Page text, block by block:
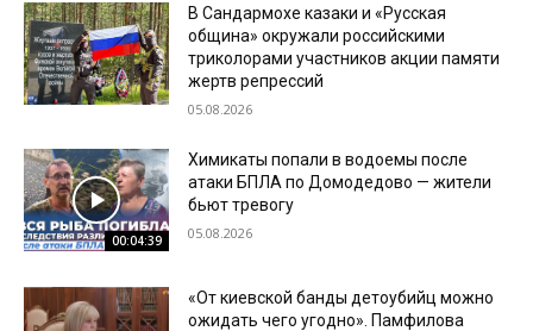
В Сандармохе казаки и «Русская
община» окружали российскими
триколорами участников акции памяти
жертв репрессий
05.08.2026
00:04:39
Химикаты попали в водоемы после
атаки БПЛА по Домодедово — жители
бьют тревогу
05.08.2026
«От киевской банды детоубийц можно
ожидать чего угодно». Памфилова